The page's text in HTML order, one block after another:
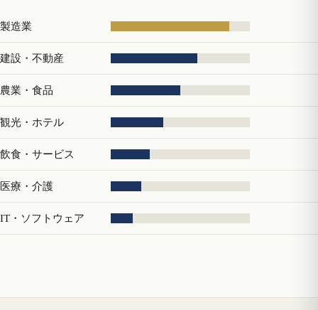
製造業
建設・不動産
農業・食品
観光・ホテル
飲食・サービス
医療・介護
IT・ソフトウェア